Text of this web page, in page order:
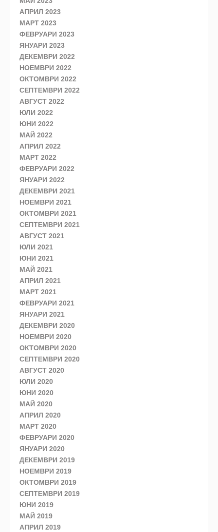
АПРИЛ 2023
МАРТ 2023
ФЕВРУАРИ 2023
ЯНУАРИ 2023
ДЕКЕМВРИ 2022
НОЕМВРИ 2022
ОКТОМВРИ 2022
СЕПТЕМВРИ 2022
АВГУСТ 2022
ЮЛИ 2022
ЮНИ 2022
МАЙ 2022
АПРИЛ 2022
МАРТ 2022
ФЕВРУАРИ 2022
ЯНУАРИ 2022
ДЕКЕМВРИ 2021
НОЕМВРИ 2021
ОКТОМВРИ 2021
СЕПТЕМВРИ 2021
АВГУСТ 2021
ЮЛИ 2021
ЮНИ 2021
МАЙ 2021
АПРИЛ 2021
МАРТ 2021
ФЕВРУАРИ 2021
ЯНУАРИ 2021
ДЕКЕМВРИ 2020
НОЕМВРИ 2020
ОКТОМВРИ 2020
СЕПТЕМВРИ 2020
АВГУСТ 2020
ЮЛИ 2020
ЮНИ 2020
МАЙ 2020
АПРИЛ 2020
МАРТ 2020
ФЕВРУАРИ 2020
ЯНУАРИ 2020
ДЕКЕМВРИ 2019
НОЕМВРИ 2019
ОКТОМВРИ 2019
СЕПТЕМВРИ 2019
ЮНИ 2019
МАЙ 2019
АПРИЛ 2019